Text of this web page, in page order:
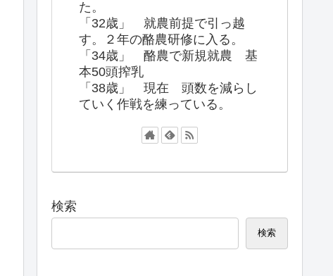
た。
「32歳」 就農前提で引っ越
す。２年の酪農研修に入る。
「34歳」 酪農で新規就農 基
本50頭搾乳
「38歳」 現在 頭数を減らし
ていく作戦を練っている。
検索
検索